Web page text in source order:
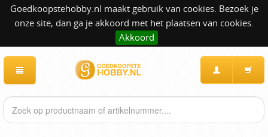
Goedkoopstehobby.nl maakt gebruik van cookies. Bezoek je
onze site, dan ga je akkoord met het plaatsen van cookies.
Akkoord